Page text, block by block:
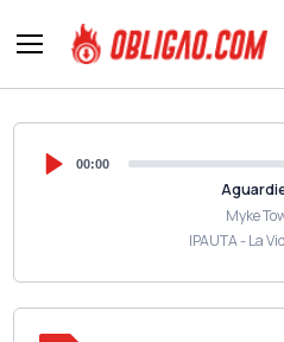
00:00
Myke
IPAUTA - La